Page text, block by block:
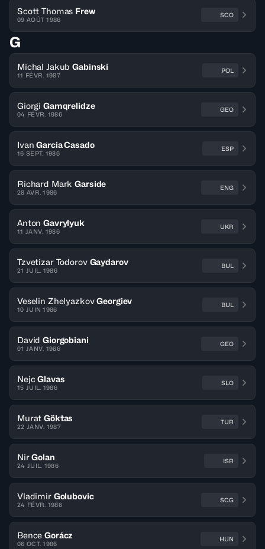
Scott Thomas Frew
09 AOÛT 1986
SCO
G
Michal Jakub Gabinski
11 FÉVR. 1987
POL
Giorgi Gamqrelidze
04 FÉVR. 1986
GEO
Ivan Garcia Casado
16 SEPT. 1986
ESP
Richard Mark Garside
28 AVR. 1986
ENG
Anton Gavrylyuk
11 JANV. 1986
UKR
Tzvetizar Todorov Gaydarov
21 JUIL. 1986
BUL
Veselin Zhelyazkov Georgiev
10 JUIN 1986
BUL
David Giorgobiani
01 JANV. 1986
GEO
Nejc Glavas
15 JUIL. 1986
SLO
Murat Göktas
22 JANV. 1987
TUR
Nir Golan
24 JUIL. 1986
ISR
Vladimir Golubovic
24 FÉVR. 1986
SCG
Bence Gorácz
06 OCT. 1986
HUN